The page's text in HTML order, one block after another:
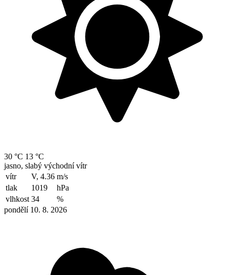
30 °C 13 °C
jasno, slabý východní vítr
vítr
V, 4.36 m/s
tlak
1019
hPa
vlhkost 34
%
pondělí 10. 8. 2026